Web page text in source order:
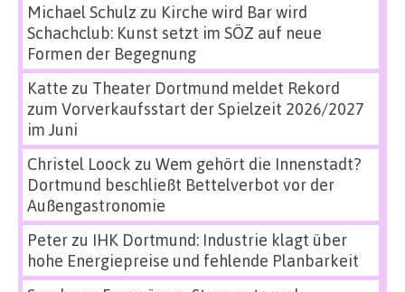
Michael Schulz zu Kirche wird Bar wird
Schachclub: Kunst setzt im SÖZ auf neue
Formen der Begegnung
Katte zu Theater Dortmund meldet Rekord
zum Vorverkaufsstart der Spielzeit 2026/2027
im Juni
Christel Loock zu Wem gehört die Innenstadt?
Dortmund beschließt Bettelverbot vor der
Außengastronomie
Peterzu IHK Dortmund: Industrie klagt über
hohe Energiepreise und fehlende Planbarkeit